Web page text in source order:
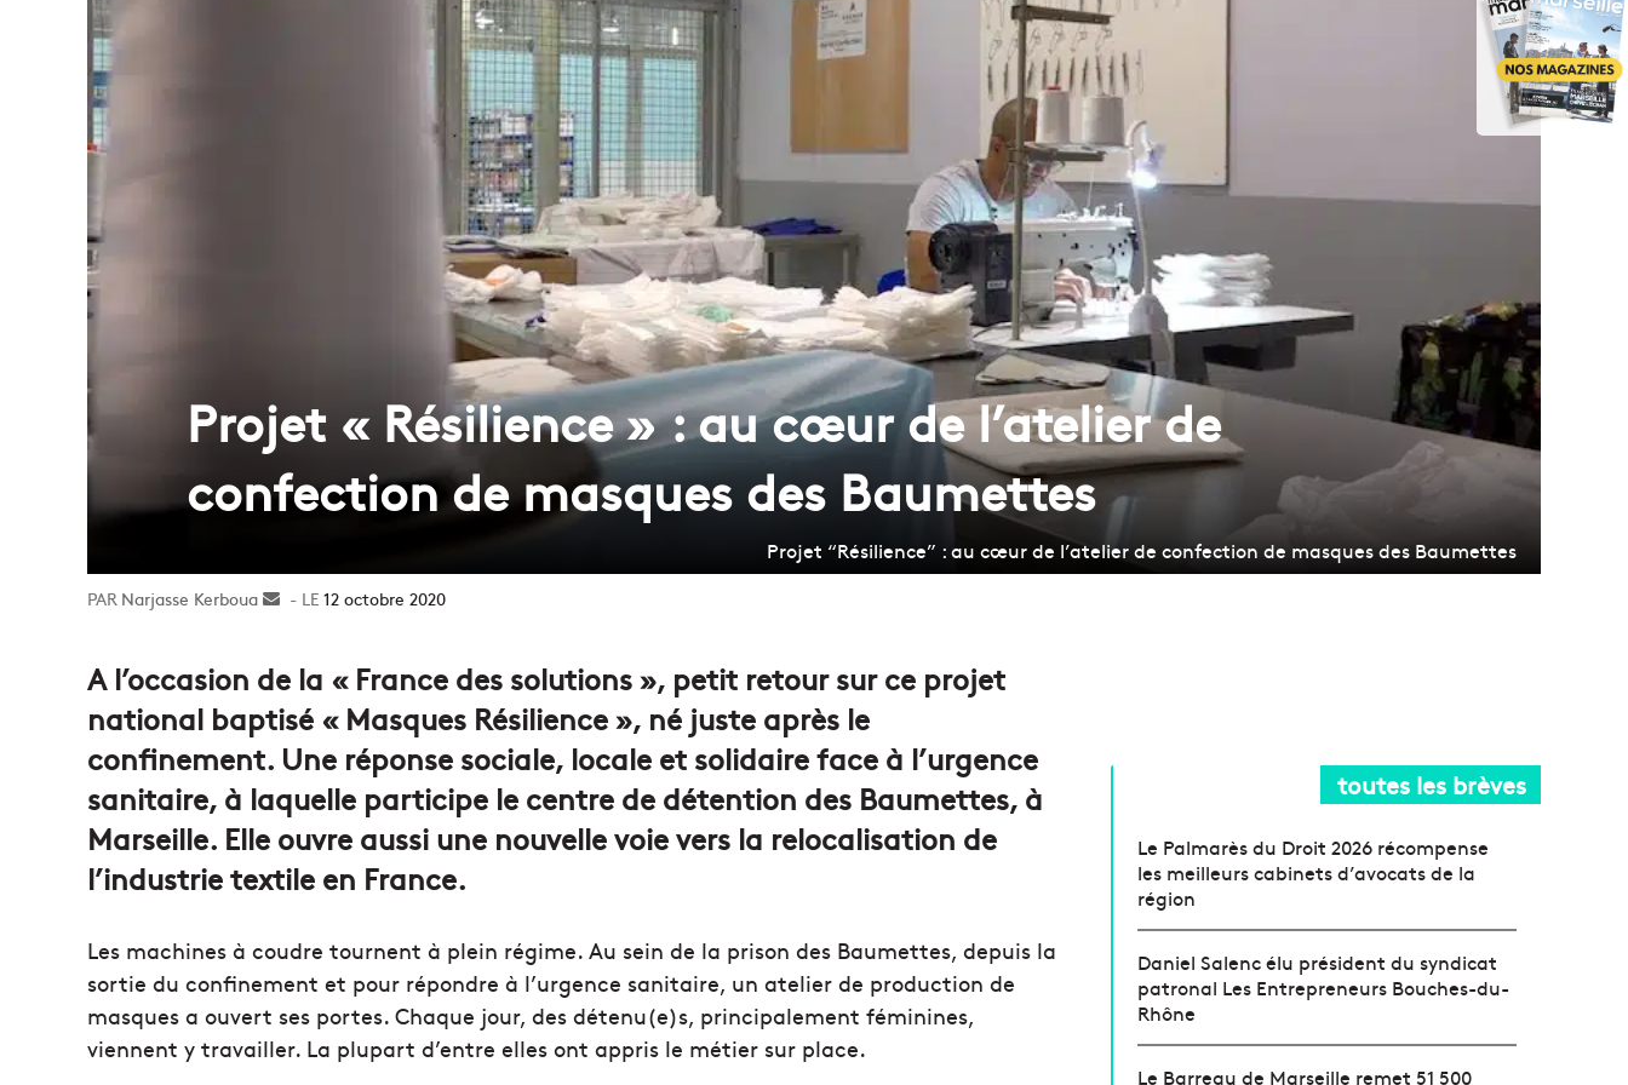
Projet « Résilience » : au cœur de l’atelier de
confection de masques des Baumettes
Projet “Résilience” : au cœur de l’atelier de confection de masques des Baumettes
Narjasse Kerboua
Envoyer12 octobre 2020
A l’occasion de la « France des solutions », petit retour sur ce projet
national baptisé « Masques Résilience », né juste après le
confinement. Une réponse sociale, locale et solidaire face à l’urgence
sanitaire, à laquelle participe le centre de détention des Baumettes, à
Marseille. Elle ouvre aussi une nouvelle voie vers la relocalisation de
l’industrie textile en France.
Les machines à coudre tournent à plein régime. Au sein de la prison des Baumettes, depuis la
sortie du confinement et pour répondre à l’urgence sanitaire, un atelier de production de
masques a ouvert ses portes. Chaque jour, des détenu(e)s, principalement féminines,
viennent y travailler. La plupart d’entre elles ont appris le métier sur place.
toutes les brèves
Le Palmarès du Droit 2026 récompense
les meilleurs cabinets d’avocats de la
région
Daniel Salenc élu président du syndicat
patronal Les Entrepreneurs Bouches-du-
Rhône
Le Barreau de Marseille remet 51 500